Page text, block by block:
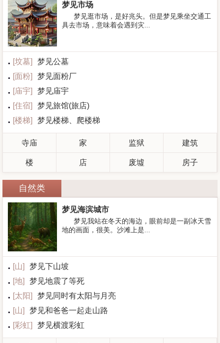
梦见市场
梦见逛市场，是好兆头。但是梦见乘坐交通工
具去市场，意味着会遇到灾...
[坟墓]
梦见公墓
[面粉]
梦见面粉厂
[庙宇]
梦见庙宇
[住宿]
梦见旅馆(旅店)
[楼梯] 梦见楼梯、爬楼梯
寺庙 家 监狱 建筑
楼 店 废墟 房子
自然类
梦见海滨城市
梦见我站在冬天的海边，眼前却是一副冰天雪
地的画面，很美。沙滩上是...
[山]
梦见下山坡
[地]
梦见地震了等死
[太阳]
梦见同时有太阳与月亮
[山]
梦见和爸爸一起走山路
[彩虹] 梦见横渡彩虹